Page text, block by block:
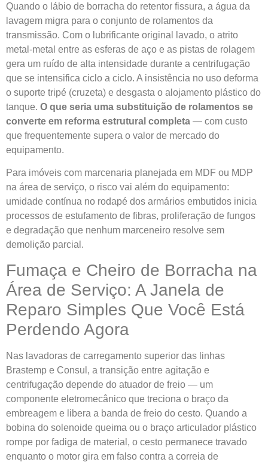
Quando o lábio de borracha do retentor fissura, a água da
lavagem migra para o conjunto de rolamentos da
transmissão. Com o lubrificante original lavado, o atrito
metal-metal entre as esferas de aço e as pistas de rolagem
gera um ruído de alta intensidade durante a centrifugação
que se intensifica ciclo a ciclo. A insistência no uso deforma
o suporte tripé (cruzeta) e desgasta o alojamento plástico do
tanque. O que seria uma substituição de rolamentos se
converte em reforma estrutural completa — com custo
que frequentemente supera o valor de mercado do
equipamento.
Para imóveis com marcenaria planejada em MDF ou MDP
na área de serviço, o risco vai além do equipamento:
umidade contínua no rodapé dos armários embutidos inicia
processos de estufamento de fibras, proliferação de fungos
e degradação que nenhum marceneiro resolve sem
demolição parcial.
Fumaça e Cheiro de Borracha na
Área de Serviço: A Janela de
Reparo Simples Que Você Está
Perdendo Agora
Nas lavadoras de carregamento superior das linhas
Brastemp e Consul, a transição entre agitação e
centrifugação depende do atuador de freio — um
componente eletromecânico que treciona o braço da
embreagem e libera a banda de freio do cesto. Quando a
bobina do solenoide queima ou o braço articulador plástico
rompe por fadiga de material, o cesto permanece travado
enquanto o motor gira em falso contra a correia de